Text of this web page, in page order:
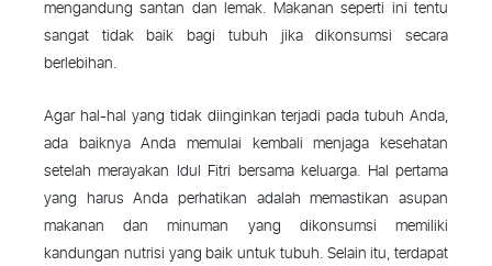
mengandung santan dan lemak. Makanan seperti ini tentu
sangat tidak baik bagi tubuh jika dikonsumsi secara
berlebihan.
Agar hal-hal yang tidak diinginkan terjadi pada tubuh Anda,
ada baiknyaAnda memulai kembali menjaga kesehatan
setelah merayakan Idul Fitri bersama keluarga. Hal pertama
yang harus Anda perhatikan adalah memastikan asupan
makanan dan minuman yang dikonsumsi memiliki
kandungan nutrisi yang baik untuk tubuh. Selain itu, terdapat